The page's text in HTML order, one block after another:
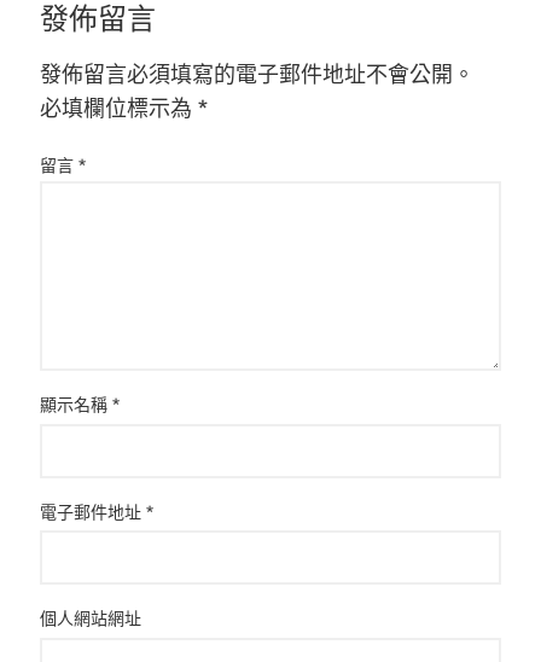
發佈留言
發佈留言必須填寫的電子郵件地址不會公開。
必填欄位標示為 *
留言 *
顯示名稱 *
電子郵件地址 *
個人網站網址